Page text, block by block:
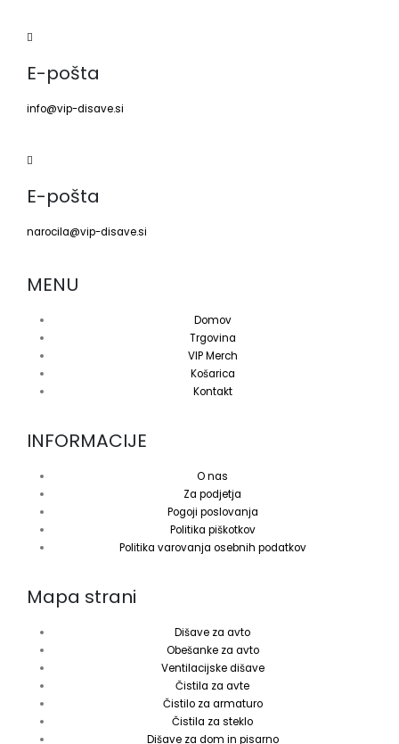
E-pošta
info@vip-disave.si
E-pošta
narocila@vip-disave.si
MENU
Domov
Trgovina
VIP Merch
Košarica
Kontakt
INFORMACIJE
O nas
Za podjetja
Pogoji poslovanja
Politika piškotkov
Politika varovanja osebnih podatkov
Mapa strani
Dišave za avto
Obešanke za avto
Ventilacijske dišave
Čistila za avte
Čistilo za armaturo
Čistila za steklo
Dišave za dom in pisarno